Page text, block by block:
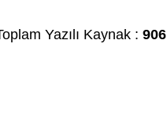
Yazılı Kaynak :906